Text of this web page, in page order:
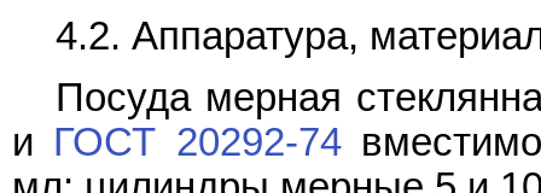
4.2. Аппаратура,
Посуда мерная
и ГОСТ 20292-74